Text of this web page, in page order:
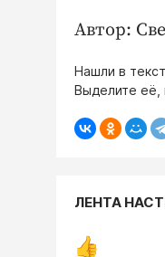
Автор:
Нашли в
Выделите её,
ЛЕНТА